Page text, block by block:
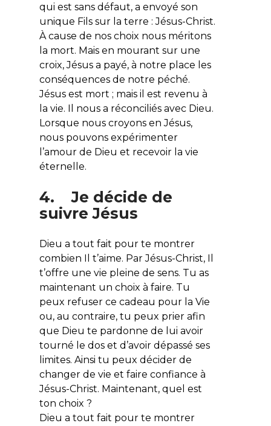
qui est sans défaut, a envoyé son
unique Fils sur la terre : Jésus-Christ.
À cause de nos choix nous méritons
la mort. Mais en mourant sur une
croix, Jésus a payé, à notre place les
conséquences de notre péché.
Jésus est mort ; mais il est revenu à
la vie. Il nous a réconciliés avec Dieu.
Lorsque nous croyons en Jésus,
nous pouvons expérimenter
l’amour de Dieu et recevoir la vie
éternelle.
4. Je décide de
suivre Jésus
Dieu a tout fait pour te montrer
combien Il t’aime. Par Jésus-Christ, Il
t’offre une vie pleine de sens. Tu as
maintenant un choix à faire. Tu
peux refuser ce cadeau pour la Vie
ou, au contraire, tu peux prier afin
que Dieu te pardonne de lui avoir
tourné le dos et d’avoir dépassé ses
limites. Ainsi tu peux décider de
changer de vie et faire confiance à
Jésus-Christ. Maintenant, quel est
ton choix ?
Dieu a tout fait pour te montrer